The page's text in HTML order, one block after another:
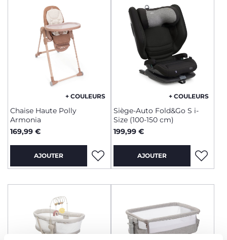
+ COULEURS
Chaise Haute Polly
Armonia
169,99 €
AJOUTER
+ COULEURS
Siège-Auto Fold&Go S i-
Size (100-150 cm)
199,99 €
AJOUTER